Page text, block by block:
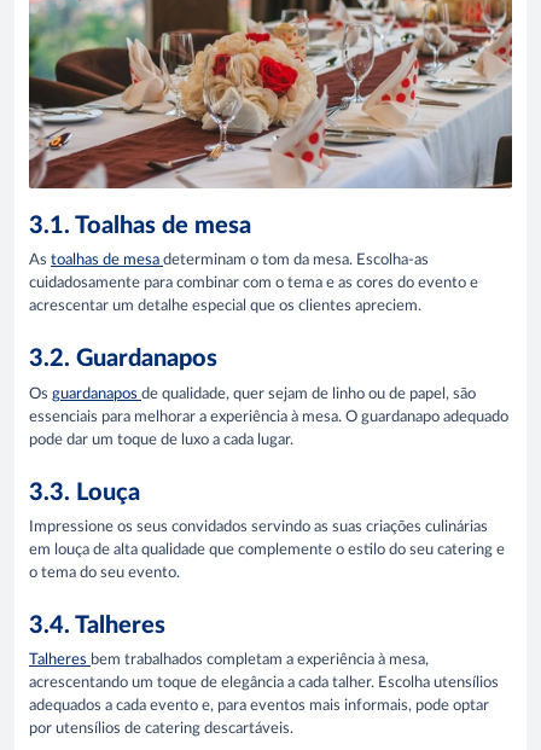
3.1. Toalhas de mesa
As toalhas de mesa determinam o tom da mesa. Escolha-as
cuidadosamente para combinar com o tema e as cores do evento e
acrescentar um detalhe especial que os clientes apreciem.
3.2. Guardanapos
Os guardanapos de qualidade, quer sejam de linho ou de papel, são
essenciais para melhorar a experiência à mesa. O guardanapo adequado
pode dar um toque de luxo a cada lugar.
3.3. Louça
Impressione os seus convidados servindo as suas criações culinárias
em louça de alta qualidade que complemente o estilo do seu catering e
o tema do seu evento.
3.4. Talheres
Talheres bem trabalhados completam a experiência à mesa,
acrescentando um toque de elegância a cada talher. Escolh​a utensílios
adequados a cada evento e, para eventos mais informais, pode optar
por utensílios de catering descartáveis.